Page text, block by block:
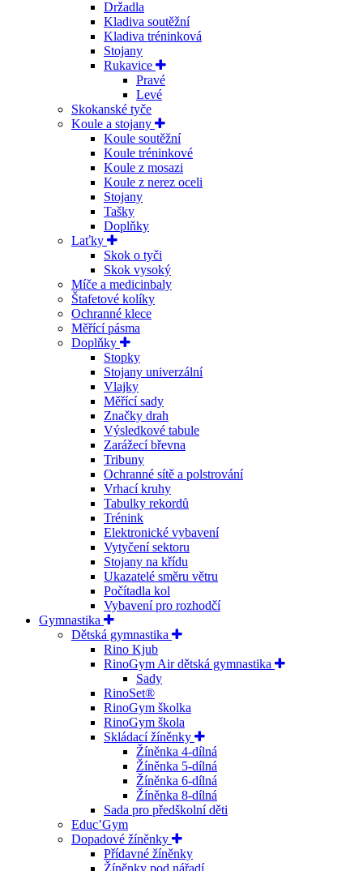
Držadla
Kladiva soutěžní
Kladiva tréninková
Stojany
Rukavice
Pravé
Levé
Skokanské tyče
Koule a stojany
Koule soutěžní
Koule tréninkové
Koule z mosazi
Koule z nerez oceli
Stojany
Tašky
Doplňky
Laťky
Skok o tyči
Skok vysoký
Míče a medicinbaly
Štafetové kolíky
Ochranné klece
Měřící pásma
Doplňky
Stopky
Stojany univerzální
Vlajky
Měřící sady
Značky drah
Výsledkové tabule
Zarážecí břevna
Tribuny
Ochranné sítě a polstrování
Vrhací kruhy
Tabulky rekordů
Trénink
Elektronické vybavení
Vytyčení sektoru
Stojany na křídu
Ukazatelé směru větru
Počítadla kol
Vybavení pro rozhodčí
Gymnastika
Dětská gymnastika
Rino Kjub
RinoGym Air dětská gymnastika
Sady
RinoSet®
RinoGym školka
RinoGym škola
Skládací žíněnky
Žíněnka 4-dílná
Žíněnka 5-dílná
Žíněnka 6-dílná
Žíněnka 8-dílná
Sada pro předškolní děti
Educ’Gym
Dopadové žíněnky
Přídavné žíněnky